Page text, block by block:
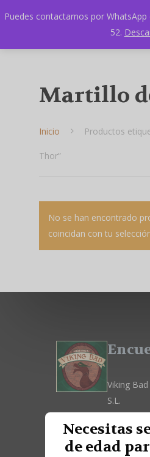
Martillo
Inicio Productos
Thor”
No se han encontrado
coincidan con tu
Viking Bad
S.L.
Calle Cruz
San Isidro
Necesitas
de edad
Puedes contactarnos por
52.